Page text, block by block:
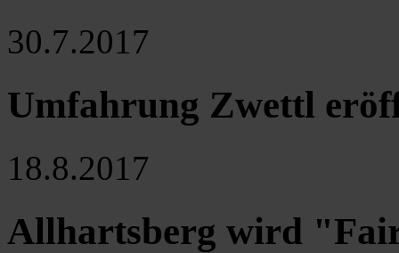
30.7.2017
Umfahrung Zwettl
18.8.2017
Allhartsberg wird